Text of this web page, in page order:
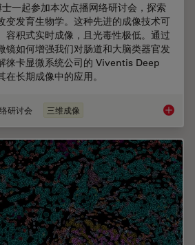
一起参加本次点播网络研讨会，探索
变发育生物学。这种先进的成像技术可
容积式实时成像，且光毒性极低。通过
镜如何增强我们对肠道和大脑类器官发
徕卡显微系统公司的 Viventis Deep
长期成像中的应用。
研讨会 三维成像 如何研